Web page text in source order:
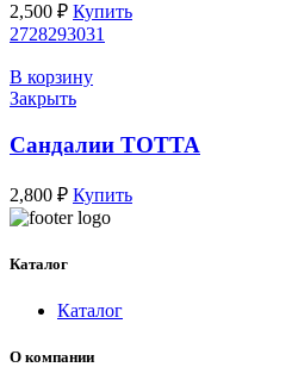
2,500 ₽ Купить
2728293031
В корзину
Закрыть
Сандалии ТОТТА
2,800 ₽ Купить
Каталог
Каталог
О компании